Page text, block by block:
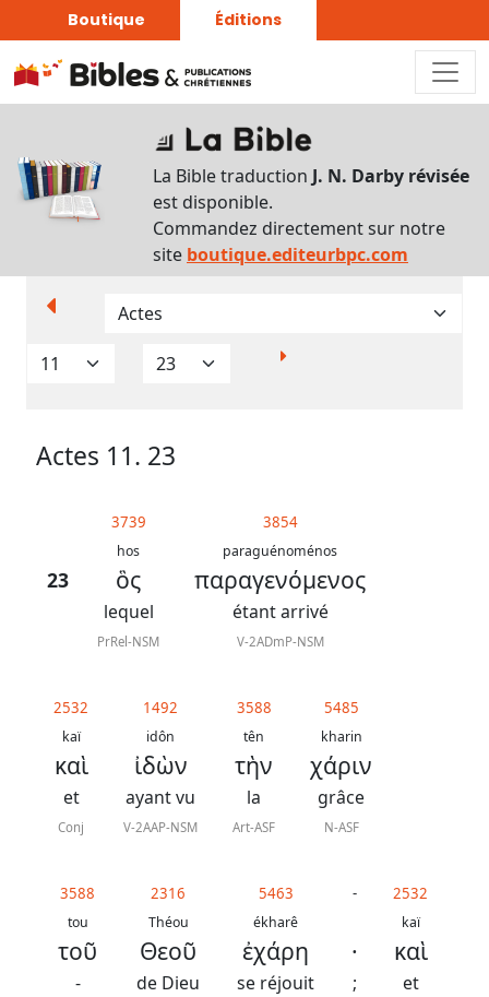
Boutique Éditions
La Bible traduction J. N. Darby révisée
est disponible.
Commandez directement sur notre
site boutique.editeurbpc.com
Actes 11. 23
23
3739
hos
ὃς
lequel
PrRel-NSM
3854
paraguénoménos
παραγενόμενος
étant arrivé
V-2ADmP-NSM
2532
kaï
καὶ
et
Conj
1492
idôn
ἰδὼν
ayant vu
V-2AAP-NSM
3588
tên
τὴν
la
Art-ASF
5485
kharin
χάριν
grâce
N-ASF
3588
tou
τοῦ
-
2316
Théou
Θεοῦ
de Dieu
5463
ékharê
ἐχάρη
se réjouit
-
·
;
2532
kaï
καὶ
et
d’affichage
Par
verset
Translittérations
Analyse
Abréviations
grammaticales
chapitre
Bible
Traduction